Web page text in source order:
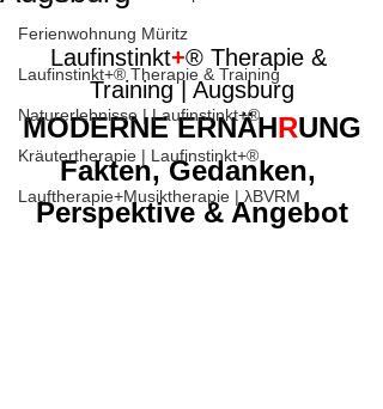
Ferienwohnung Müritz
Laufinstinkt+® Therapie & Training
Naturerlebnisse | Laufinstinkt+®
Kräutertherapie | Laufinstinkt+®
Lauftherapie+Musiktherapie | λBVRM
Laufinstinkt+® Therapie &
Training | Augsburg
MODERNE ERNÄHRUNG
Fakten, Gedanken,
Perspektive & Angebot